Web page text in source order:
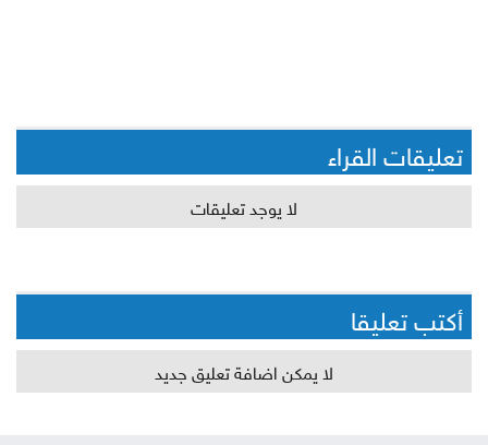
تعليقات القراء
لا يوجد تعليقات
أكتب تعليقا
لا يمكن اضافة تعليق جديد